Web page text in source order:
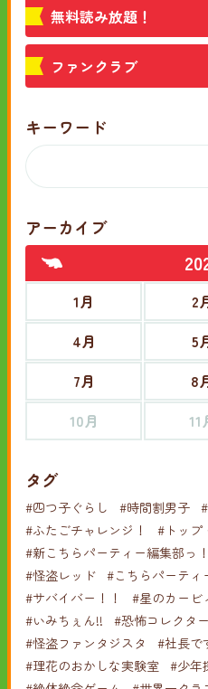
無料読み放題！
ファンクラブ
キーワード
アーカイブ
1月 2
4月
5
7月
8
10月
11
タグ
#四つ子ぐらし #時間割男子
#ふたごチャレンジ！
#トップ
#新こちらパーティー編集部っ！
#怪盗レッド #こちらパーティ
#サバイバー！！
#星のカービ
#いみちぇん!!
#恐怖コレクター
#怪盗ファンタジスタ
#社長で
#理花のおかしな実験室 #少年